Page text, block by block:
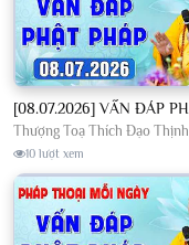
Thượng Toạ Thích Đạo Thịnh
10 lượt xem